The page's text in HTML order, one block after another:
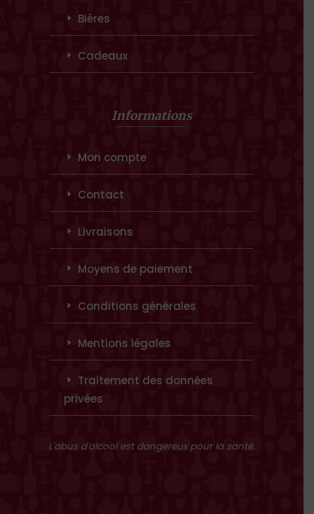
Bières
Cadeaux
Informations
Mon compte
Contact
Livraisons
Moyens de paiement
Conditions générales
Mentions légales
Traitement des données
privées
L'abus d'alcool est dangereux pour la santé.